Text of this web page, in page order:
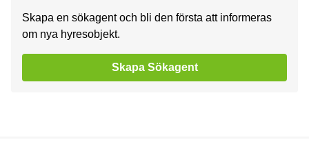
Skapa en sökagent och bli den första att informeras
om nya hyresobjekt.
Skapa Sökagent